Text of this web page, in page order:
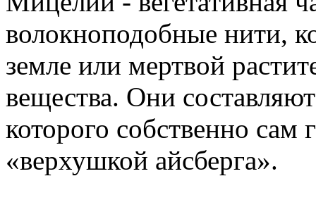
волокноподобные нити,
земле или мертвой
вещества. Они
которого собственно
«верхушкой айсберга».